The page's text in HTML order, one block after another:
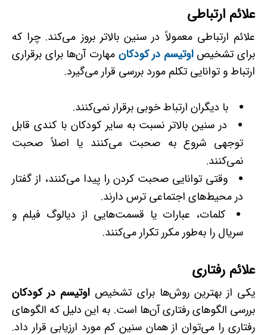
علائم ارتباطی
علائم ارتباطی معمولاً در سنین بالاتر بروز می‌کند. چرا که
برای تشخیصاوتیسم در کودکان مهارت آن‌ها برای برقراری
ارتباط و توانایی تکلم مورد بررسی قرار می‌گیرد.
با دیگران ارتباط خوبی برقرار نمی‌کنند.
در سنین بالاتر نسبت به سایر کودکان با کندی قابل‌
توجهی شروع به صحبت می‌کنند یا اصلاً صحبت
نمی‌کنند.
وقتی توانایی صحبت کردن را پیدا می‌کنند، از گفتار
در محیط‌های اجتماعی ترس دارند.
کلمات، عبارات یا قسمت‌هایی از دیالوگ فیلم و
سریال را به‌طور مکرر تکرار می‌کنند.
علائم رفتاری
یکی از بهترین روش‌ها برای تشخیص اوتیسم در کودکان
بررسی الگوهای رفتاری آن‌ها است. به این دلیل که الگوهای
رفتاری را می‌توان از همان سنین کم مورد ارزیابی قرار داد.